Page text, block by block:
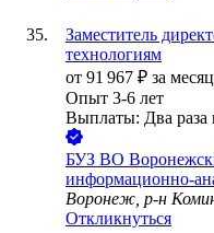
Заместитель
технологиям
от 91 967 ₽ за
Опыт 3-6 лет
Выплаты: Два раза
БУЗ ВО
информационно-
Воронеж, р-н
Откликнуться